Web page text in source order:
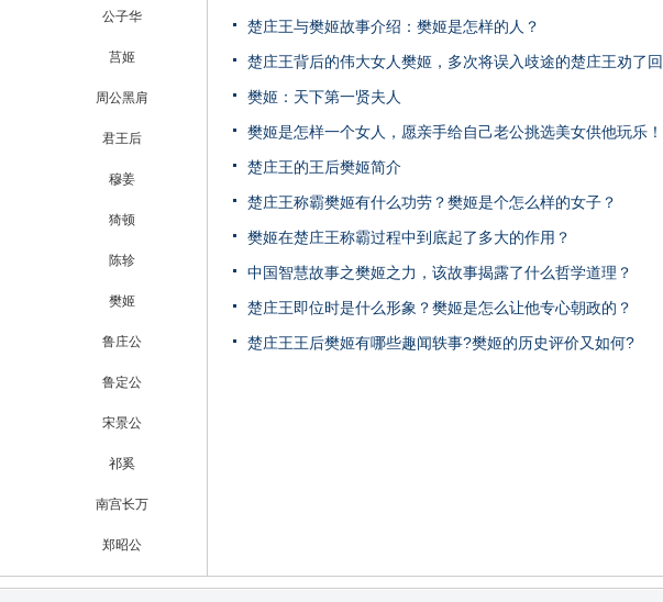
公子华
莒姬
周公黑肩
君王后
穆姜
猗顿
陈轸
樊姬
鲁庄公
鲁定公
宋景公
祁奚
南宫长万
郑昭公
楚庄王与樊姬故事介绍：樊姬是怎样的人？
楚庄王背后的伟大女人樊姬，多次将误入歧途的楚庄王劝了
樊姬：天下第一贤夫人
樊姬是怎样一个女人，愿亲手给自己老公挑选美女供他玩乐！
楚庄王的王后樊姬简介
楚庄王称霸樊姬有什么功劳？樊姬是个怎么样的女子？
樊姬在楚庄王称霸过程中到底起了多大的作用？
中国智慧故事之樊姬之力，该故事揭露了什么哲学道理？
楚庄王即位时是什么形象？樊姬是怎么让他专心朝政的？
楚庄王王后樊姬有哪些趣闻轶事?樊姬的历史评价又如何?